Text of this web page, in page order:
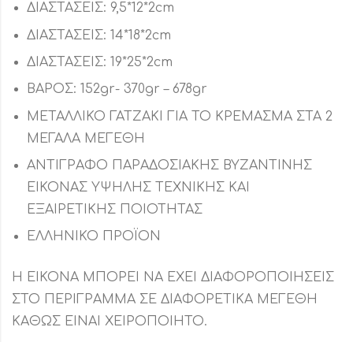
ΔΙΑΣΤΑΣΕΙΣ: 9,5*12*2cm
ΔΙΑΣΤΑΣΕΙΣ: 14*18*2cm
ΔΙΑΣΤΑΣΕΙΣ: 19*25*2cm
ΒΑΡΟΣ: 152gr- 370gr – 678gr
ΜΕΤΑΛΛΙΚΟ ΓΑΤΖΑΚΙ ΓΙΑ ΤΟ ΚΡΕΜΑΣΜΑ ΣΤΑ 2
ΜΕΓΑΛΑ ΜΕΓΕΘΗ
ΑΝΤΙΓΡΑΦΟ ΠΑΡΑΔΟΣΙΑΚΗΣ ΒΥΖΑΝΤΙΝΗΣ
ΕΙΚΟΝΑΣ ΥΨΗΛΗΣ ΤΕΧΝΙΚΗΣ ΚΑΙ
ΕΞΑΙΡΕΤΙΚΗΣ ΠΟΙΟΤΗΤΑΣ
ΕΛΛΗΝΙΚΟ ΠΡΟΪΟΝ
Η ΕΙΚΟΝΑ ΜΠΟΡΕΙ ΝΑ ΕΧΕΙ ΔΙΑΦΟΡΟΠΟΙΗΣΕΙΣ
ΣΤΟ ΠΕΡΙΓΡΑΜΜΑ ΣΕ ΔΙΑΦΟΡΕΤΙΚΑ ΜΕΓΕΘΗ
ΚΑΘΩΣ ΕΙΝΑΙ ΧΕΙΡΟΠΟΙΗΤΟ.